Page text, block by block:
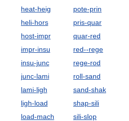
heat-heig
heli-hors
host-impr
impr-insu
insu-junc
junc-lami
lami-ligh
ligh-load
load-mach
pote-prin
pris-quar
quar-red
red--rege
rege-rod
roll-sand
sand-shak
shap-sili
sili-slop